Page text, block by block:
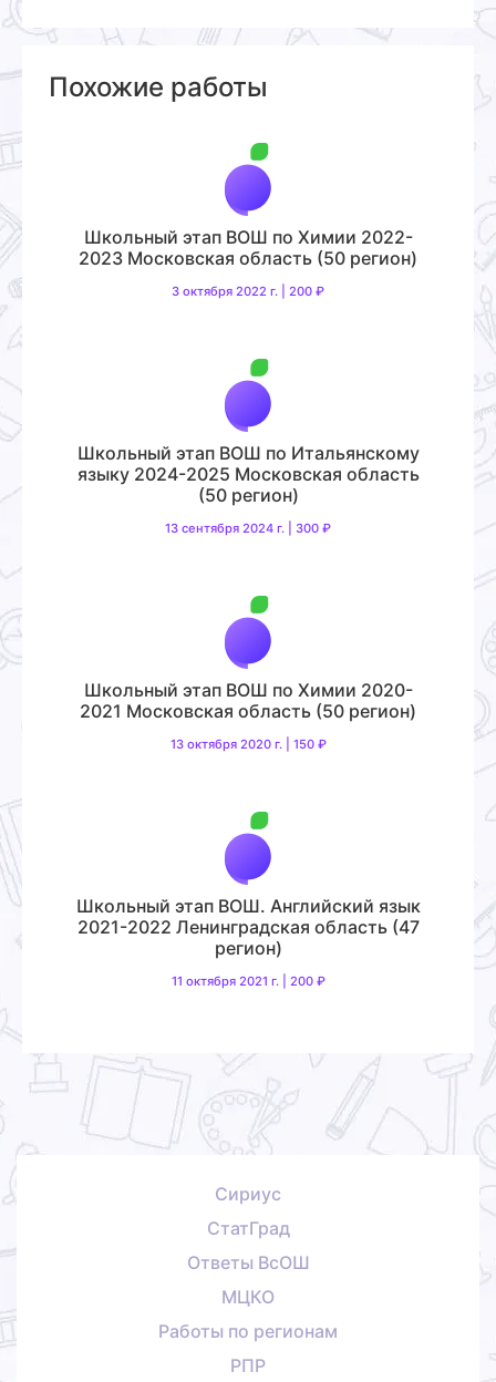
Похожие работы
Школьный этап ВОШ по Химии 2022-
2023 Московская область (50 регион)
3 октября 2022 г. | 200 ₽
Школьный этап ВОШ по Итальянскому
языку 2024-2025 Московская область
(50 регион)
13 сентября 2024 г. | 300 ₽
Школьный этап ВОШ по Химии 2020-
2021 Московская область (50 регион)
13 октября 2020 г. | 150 ₽
Школьный этап ВОШ. Английский язык
2021-2022 Ленинградская область (47
регион)
11 октября 2021 г. | 200 ₽
Сириус
СтатГрад
Ответы ВсОШ
МЦКО
Работы по регионам
РПР